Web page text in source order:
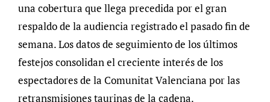
una cobertura que llega precedida por el gran
respaldo de la audiencia registrado el pasado fin de
semana. Los datos de seguimiento de los últimos
festejos consolidan el creciente interés de los
espectadores de la Comunitat Valenciana por las
retransmisiones taurinas de la cadena.